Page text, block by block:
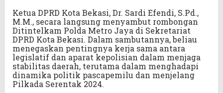
Ketua DPRD Kota Bekasi, Dr. Sardi Efendi, S.Pd.,
M.M., secara langsung menyambut rombongan
Ditintelkam Polda Metro Jaya di Sekretariat
DPRD Kota Bekasi. Dalam sambutannya, beliau
menegaskan pentingnya kerja sama antara
legislatif dan aparat kepolisian dalam menjaga
stabilitas daerah, terutama dalam menghadapi
dinamika politik pascapemilu dan menjelang
Pilkada Serentak 2024.